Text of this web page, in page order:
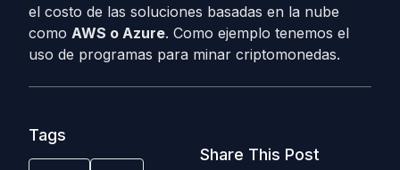
el costo de las soluciones basadas en la nube
como AWS o Azure. Como ejemplo tenemos el
uso de programas para minar criptomonedas.
Tags
Share This Post